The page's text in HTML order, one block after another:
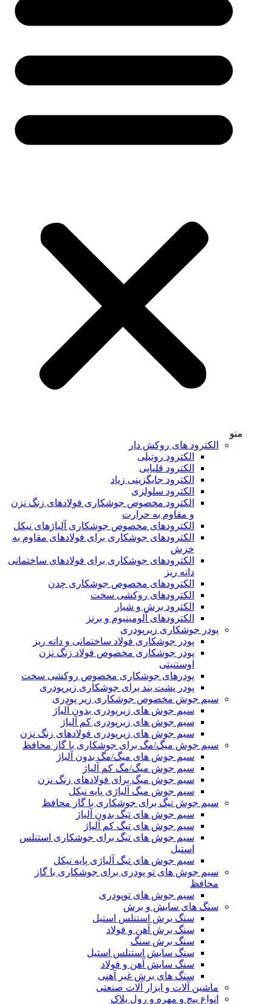
منو
الکترود های روکش دار
الکترود روتیلی
الکترود قلیایی
الکترود جایگزینی زیاد
الکترود سلولزی
الکترود مخصوص جوشکاری فولادهای زنگ نزن
و مقاوم به حرارت
الکترودهای مخصوص جوشکاری آلیاژهای نیکل
الکترودهای جوشکاری برای فولادهای مقاوم به
خزش
الکترودهای جوشکاری برای فولادهای ساختمانی
دانه ریز
الکترودهای مخصوص جوشکاری چدن
الکترودهای روکشی سخت
الکترود برش و شیار
الکترودهای آلومینیوم و برنز
پودر جوشکاری زیرپودری
پودر جوشکاری فولاد ساختمانی و دانه ریز
پودر جوشکاری مخصوص فولاد زنگ نزن
اوستنیتی
پودرهای جوشکاری مخصوص روکشی سخت
پودر پشت بند برای جوشکاری زیرپودری
سیم جوش مخصوص جوشکاری زیر پودری
سیم جوش های زیرپودری بدون آلیاژ
سیم جوش های زیرپودری کم آلیاژ
سیم جوش های زیرپودری فولادهای زنگ نزن
سیم جوش میگ/مگ برای جوشکاری با گاز محافظ
سیم جوش های میگ/مگ بدون آلیاژ
سیم جوش میگ/مگ کم آلیاژ
سیم جوش میگ برای فولادهای زنگ نزن
سیم جوش میگ آلیاژی پایه نیکل
سیم جوش تیگ برای جوشکاری با گاز محافظ
سیم جوش های تیگ بدون آلیاژ
سیم جوش های تیگ کم آلیاژ
سیم جوش های تیگ برای جوشکاری استنلس
استیل
سیم جوش های تیگ آلیاژی پایه نیکل
سیم جوش های تو پودری برای جوشکاری با گاز
محافظ
سیم جوش های توپودری
سنگ های سایش و برش
سنگ برش استنلس استیل
سنگ برش آهن و فولاد
سنگ برش سنگ
سنگ سایش استنلس استیل
سنگ سایش آهن و فولاد
سنگ های برش غیر آهنی
ماشین آلات و ابزار آلات صنعتی
انواع پیچ و مهره و رول پلاک